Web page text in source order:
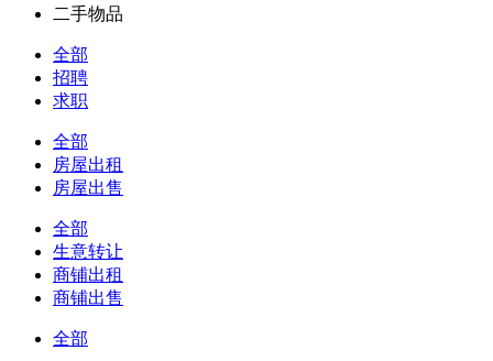
二手物品
全部
招聘
求职
全部
房屋出租
房屋出售
全部
生意转让
商铺出租
商铺出售
全部